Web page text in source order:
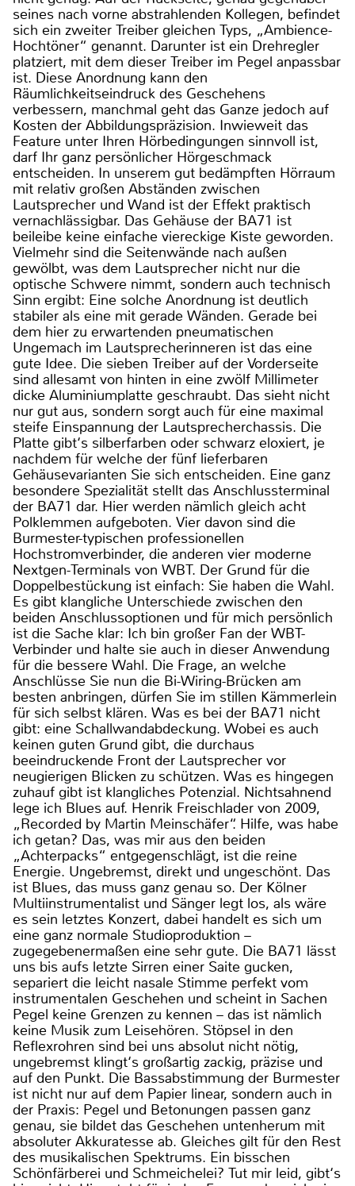
seines nach vorne abstrahlenden Kollegen, befindet
sich ein zweiter Treiber gleichen Typs, „Ambience-
Hochtöner“ genannt. Darunter ist ein Drehregler
platziert, mit dem dieser Treiber im Pegel anpassbar
ist. Diese Anordnung kann den
Räumlichkeitseindruck des Geschehens
verbessern, manchmal geht das Ganze jedoch auf
Kosten der Abbildungspräzision. Inwieweit das
Feature unter Ihren Hörbedingungen sinnvoll ist,
darf Ihr ganz persönlicher Hörgeschmack
entscheiden. In unserem gut bedämpften Hörraum
mit relativ großen Abständen zwischen
Lautsprecher und Wand ist der Effekt praktisch
vernachlässigbar. Das Gehäuse der BA71 ist
beileibe keine einfache viereckige Kiste geworden.
Vielmehr sind die Seitenwände nach außen
gewölbt, was dem Lautsprecher nicht nur die
optische Schwere nimmt, sondern auch technisch
Sinn ergibt: Eine solche Anordnung ist deutlich
stabiler als eine mit gerade Wänden. Gerade bei
dem hier zu erwartenden pneumatischen
Ungemach im Lautsprecherinneren ist das eine
gute Idee. Die sieben Treiber auf der Vorderseite
sind allesamt von hinten in eine zwölf Millimeter
dicke Aluminiumplatte geschraubt. Das sieht nicht
nur gut aus, sondern sorgt auch für eine maximal
steife Einspannung der Lautsprecherchassis. Die
Platte gibt‘s silberfarben oder schwarz eloxiert, je
nachdem für welche der fünf lieferbaren
Gehäusevarianten Sie sich entscheiden. Eine ganz
besondere Spezialität stellt das Anschlussterminal
der BA71 dar. Hier werden nämlich gleich acht
Polklemmen aufgeboten. Vier davon sind die
Burmester-typischen professionellen
Hochstromverbinder, die anderen vier moderne
Nextgen-Terminals von WBT. Der Grund für die
Doppelbestückung ist einfach: Sie haben die Wahl.
Es gibt klangliche Unterschiede zwischen den
beiden Anschlussoptionen und für mich persönlich
ist die Sache klar: Ich bin großer Fan der WBT-
Verbinder und halte sie auch in dieser Anwendung
für die bessere Wahl. Die Frage, an welche
Anschlüsse Sie nun die Bi-Wiring-Brücken am
besten anbringen, dürfen Sie im stillen Kämmerlein
für sich selbst klären. Was es bei der BA71 nicht
gibt: eine Schallwandabdeckung. Wobei es auch
keinen guten Grund gibt, die durchaus
beeindruckende Front der Lautsprecher vor
neugierigen Blicken zu schützen. Was es hingegen
zuhauf gibt ist klangliches Potenzial. Nichtsahnend
lege ich Blues auf. Henrik Freischlader von 2009,
„Recorded by Martin Meinschäfer“. Hilfe, was habe
ich getan? Das, was mir aus den beiden
„Achterpacks“ entgegenschlägt, ist die reine
Energie. Ungebremst, direkt und ungeschönt. Das
ist Blues, das muss ganz genau so. Der Kölner
Multiinstrumentalist und Sänger legt los, als wäre
es sein letztes Konzert, dabei handelt es sich um
eine ganz normale Studioproduktion –
zugegebenermaßen eine sehr gute. Die BA71 lässt
uns bis aufs letzte Sirren einer Saite gucken,
separiert die leicht nasale Stimme perfekt vom
instrumentalen Geschehen und scheint in Sachen
Pegel keine Grenzen zu kennen – das ist nämlich
keine Musik zum Leisehören. Stöpsel in den
Reflexrohren sind bei uns absolut nicht nötig,
ungebremst klingt‘s großartig zackig, präzise und
auf den Punkt. Die Bassabstimmung der Burmester
ist nicht nur auf dem Papier linear, sondern auch in
der Praxis: Pegel und Betonungen passen ganz
genau, sie bildet das Geschehen untenherum mit
absoluter Akkuratesse ab. Gleiches gilt für den Rest
des musikalischen Spektrums. Ein bisschen
Schönfärberei und Schmeichelei? Tut mir leid, gibt‘s